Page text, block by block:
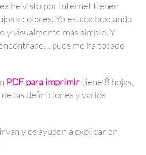
he visto por internet tienen
y colores. Yo estaba buscando
y visualmente más simple. Y
pues me ha tocado
PDF para imprimirtiene 8 hojas,
las definiciones y varios
y os ayuden a explicar en